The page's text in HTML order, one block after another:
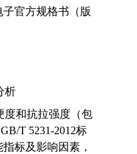
官方规格书（版
析
度和抗拉强度（包
T 5231-2012标
标及影响因素，